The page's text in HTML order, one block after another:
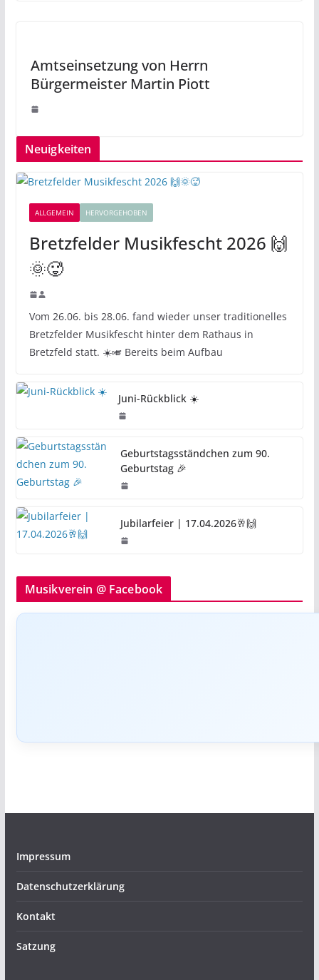
Amtseinsetzung von Herrn
Bürgermeister Martin Piott
Neuigkeiten
ALLGEMEIN HERVORGEHOBEN
Bretzfelder Musikfescht 2026 🙌
🌞🥵
Vom 26.06. bis 28.06. fand wieder unser traditionelles
Bretzfelder Musikfescht hinter dem Rathaus in
Bretzfeld statt. ☀️🎺 Bereits beim Aufbau
Juni-Rückblick ☀️
Geburtstagsständchen zum 90.
Geburtstag 🎉
Jubilarfeier | 17.04.2026🥂🙌
Musikverein @ Facebook
Impressum
Datenschutzerklärung
Kontakt
Satzung